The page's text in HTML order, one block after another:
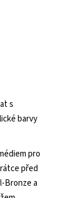
s
barvy
pro
před
Bronze a